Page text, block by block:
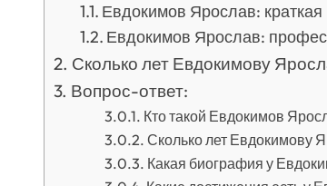
Евдокимов Ярослав:
Евдокимов Ярослав:
Сколько лет Евдокимову
Вопрос-ответ:
Кто такой Евдокимов
Сколько лет Евдокимову
Какая биография у